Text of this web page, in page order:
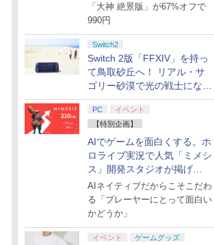
「大神 絶景版」が67%オフで
990円
Switch2
Switch 2版「FFXIV」を持っ
て鳥取砂丘へ！ リアル・サ
ゴリー砂漠で光の戦士になっ
てみた
PC
イベント
【特別企画】
AIでゲームを面白くする。ホ
ロライブ実況で人気「ミメシ
ス」開発スタジオが掲げ
る“AI活用の信念”とは？【講
演レポート】
AIネイティブだからこそこだわ
る「プレーヤーにとって面白い
かどうか」
イベント ゲームグッズ